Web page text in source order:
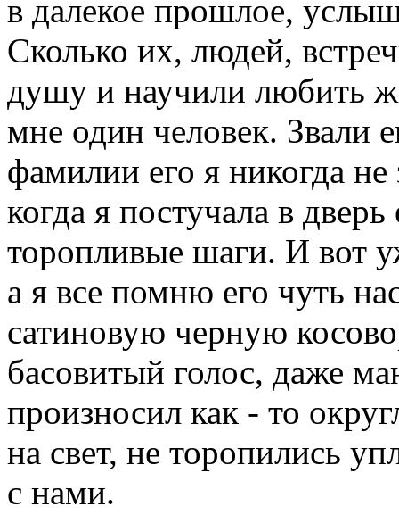
в далекое прошлое,
Сколько их, людей,
душу и научили любить
мне один человек. Звали
фамилии его я никогда
когда я постучала в
торопливые шаги. И вот
а я все помню его чуть
сатиновую черную
басовитый голос, даже
произносил как - то
на свет, не торопились
с нами.